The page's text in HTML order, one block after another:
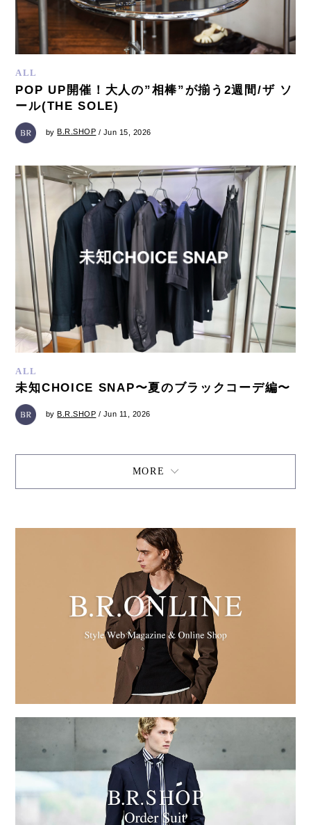
ALL
POP UP開催！大人の”相棒”が揃う2週間/ザ ソ
ール(THE SOLE)
by B.R.SHOP / Jun 15, 2026
ALL
未知CHOICE SNAP〜夏のブラックコーデ編〜
byB.R.SHOP / Jun 11, 2026
MORE